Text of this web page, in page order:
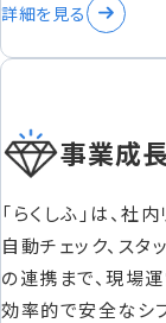
詳細を見る
事業成
「らくしふ」は、
自動チェック、スタ
の連携まで、現場
効率的で安全なシ